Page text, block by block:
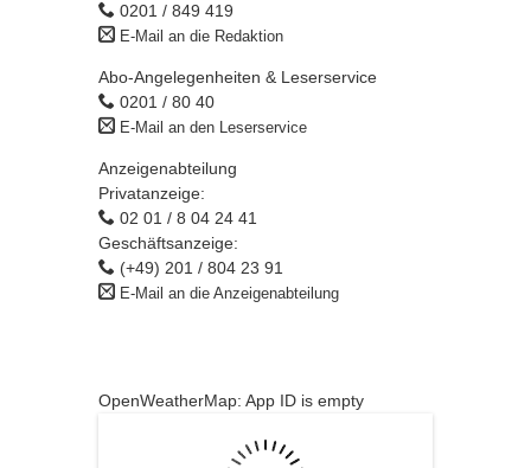
0201 / 849 419
E-Mail an die Redaktion
Abo-Angelegenheiten & Leserservice
0201 / 80 40
E-Mail an den Leserservice
Anzeigenabteilung
Privatanzeige:
02 01 / 8 04 24 41
Geschäftsanzeige:
(+49) 201 / 804 23 91
E-Mail an die Anzeigenabteilung
OpenWeatherMap: App ID is empty